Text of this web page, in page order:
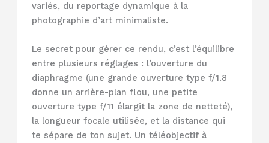
variés, du reportage dynamique à la
photographie d’art minimaliste.
Le secret pour gérer ce rendu, c’est l’équilibre
entre plusieurs réglages : l’ouverture du
diaphragme (une grande ouverture type f/1.8
donne un arrière-plan flou, une petite
ouverture type f/11 élargit la zone de netteté),
la longueur focale utilisée, et la distance qui
te sépare de ton sujet. Un téléobjectif à